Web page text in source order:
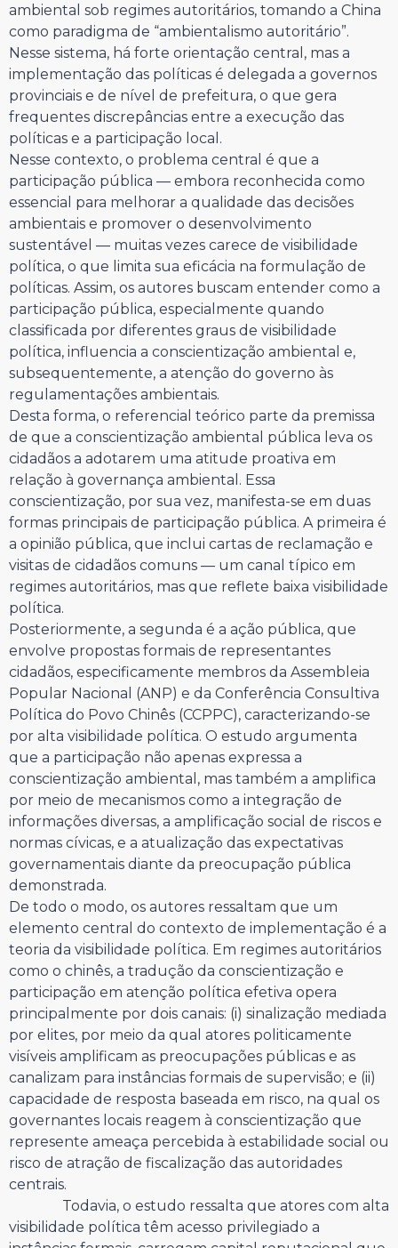
ambiental sob regimes autoritários, tomando a China
como paradigma de “ambientalismo autoritário”.
Nesse sistema, há forte orientação central, mas a
implementação das políticas é delegada a governos
provinciais e de nível de prefeitura, o que gera
frequentes discrepâncias entre a execução das
políticas e a participação local.
Nesse contexto, o problema central é que a
participação pública — embora reconhecida como
essencial para melhorar a qualidade das decisões
ambientais e promover o desenvolvimento
sustentável — muitas vezes carece de visibilidade
política, o que limita sua eficácia na formulação de
políticas. Assim, os autores buscam entender como a
participação pública, especialmente quando
classificada por diferentes graus de visibilidade
política, influencia a conscientização ambiental e,
subsequentemente, a atenção do governo às
regulamentações ambientais.
Desta forma, o referencial teórico parte da premissa
de que a conscientização ambiental pública leva os
cidadãos a adotarem uma atitude proativa em
relação à governança ambiental. Essa
conscientização, por sua vez, manifesta-se em duas
formas principais de participação pública. A primeira é
a opinião pública, que inclui cartas de reclamação e
visitas de cidadãos comuns — um canal típico em
regimes autoritários, mas que reflete baixa visibilidade
política.
Posteriormente, a segunda é a ação pública, que
envolve propostas formais de representantes
cidadãos, especificamente membros da Assembleia
Popular Nacional (ANP) e da Conferência Consultiva
Política do Povo Chinês (CCPPC), caracterizando-se
por alta visibilidade política. O estudo argumenta
que a participação não apenas expressa a
conscientização ambiental, mas também a amplifica
por meio de mecanismos como a integração de
informações diversas, a amplificação social de riscos e
normas cívicas, e a atualização das expectativas
governamentais diante da preocupação pública
demonstrada.
De todo o modo, os autores ressaltam que um
elemento central do contexto de implementação é a
teoria da visibilidade política. Em regimes autoritários
como o chinês, a tradução da conscientização e
participação em atenção política efetiva opera
principalmente por dois canais: (i) sinalização mediada
por elites, por meio da qual atores politicamente
visíveis amplificam as preocupações públicas e as
canalizam para instâncias formais de supervisão; e (ii)
capacidade de resposta baseada em risco, na qual os
governantes locais reagem à conscientização que
represente ameaça percebida à estabilidade social ou
risco de atração de fiscalização das autoridades
centrais.
Todavia, o estudo ressalta que atores com alta
visibilidade política têm acesso privilegiado a